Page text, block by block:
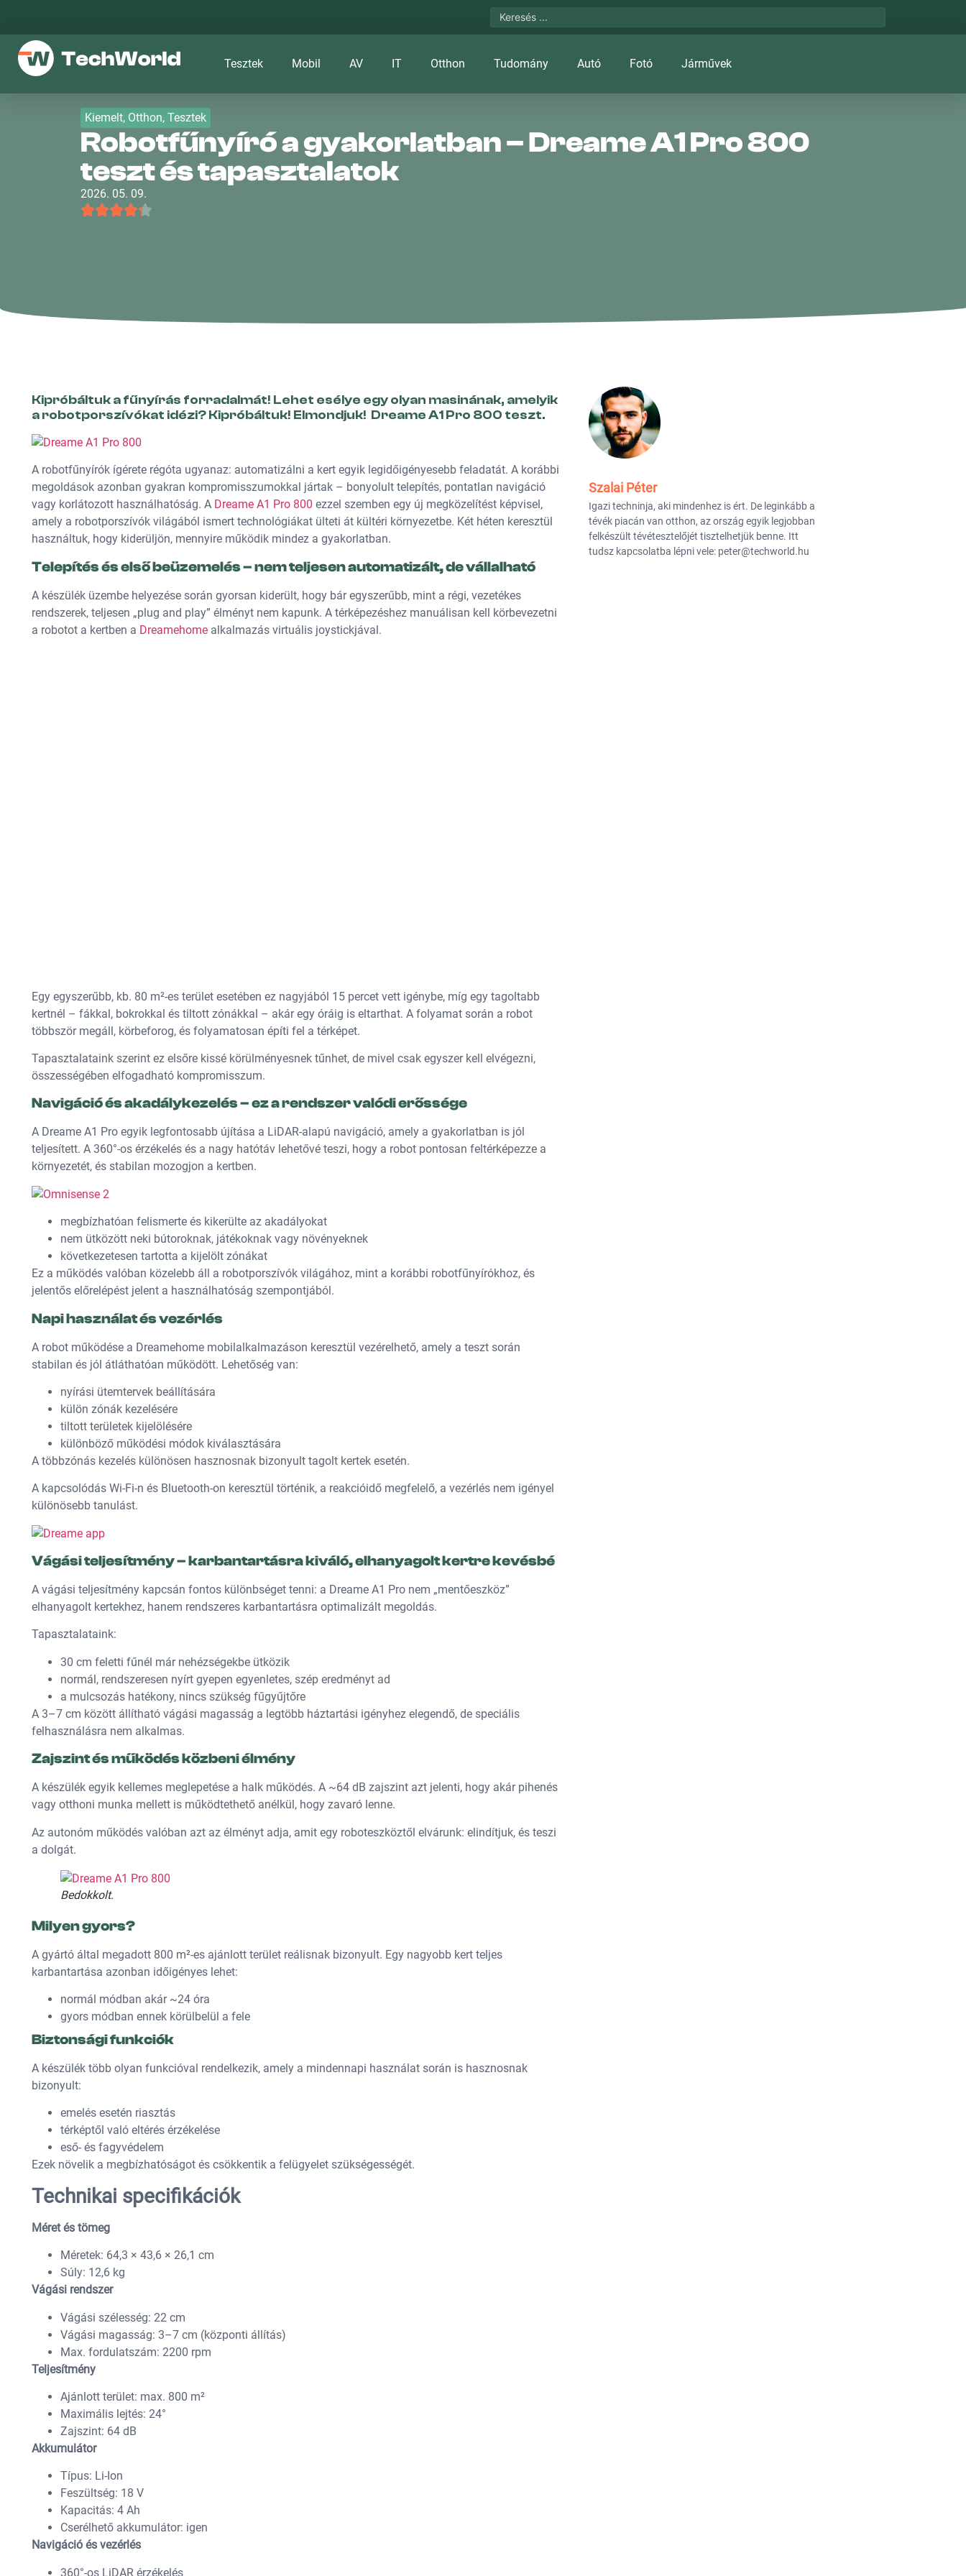
Tesztek Mobil AV IT Otthon Tudomány Autó Fotó Járművek
Kiemelt, Otthon, Tesztek
Robotfűnyíró a gyakorlatban – Dreame A1 Pro 800
teszt és tapasztalatok
2026. 05. 09.
Kipróbáltuk a fűnyírás forradalmát! Lehet esélye egy olyan masinának, amelyik
a robotporszívókat idézi? Kipróbáltuk! Elmondjuk! Dreame A1 Pro 800 teszt.
A robotfűnyírók ígérete régóta ugyanaz: automatizálni a kert egyik legidőigényesebb feladatát. A korábbi
megoldások azonban gyakran kompromisszumokkal jártak – bonyolult telepítés, pontatlan navigáció
vagy korlátozott használhatóság. A Dreame A1 Pro 800 ezzel szemben egy új megközelítést képvisel,
amely a robotporszívók világából ismert technológiákat ülteti át kültéri környezetbe. Két héten keresztül
használtuk, hogy kiderüljön, mennyire működik mindez a gyakorlatban.
Telepítés és első beüzemelés – nem teljesen automatizált, de vállalható
A készülék üzembe helyezése során gyorsan kiderült, hogy bár egyszerűbb, mint a régi, vezetékes
rendszerek, teljesen „plug and play” élményt nem kapunk. A térképezéshez manuálisan kell körbevezetni
a robotot a kertben a Dreamehome alkalmazás virtuális joystickjával.
Egy egyszerűbb, kb. 80 m²-es terület esetében ez nagyjából 15 percet vett igénybe, míg egy tagoltabb
kertnél – fákkal, bokrokkal és tiltott zónákkal – akár egy óráig is eltarthat. A folyamat során a robot
többször megáll, körbeforog, és folyamatosan építi fel a térképet.
Tapasztalataink szerint ez elsőre kissé körülményesnek tűnhet, de mivel csak egyszer kell elvégezni,
összességében elfogadható kompromisszum.
Navigáció és akadálykezelés – ez a rendszer valódi erőssége
A Dreame A1 Pro egyik legfontosabb újítása a LiDAR-alapú navigáció, amely a gyakorlatban is jól
teljesített. A 360°-os érzékelés és a nagy hatótáv lehetővé teszi, hogy a robot pontosan feltérképezze a
környezetét, és stabilan mozogjon a kertben.
megbízhatóan felismerte és kikerülte az akadályokat
nem ütközött neki bútoroknak, játékoknak vagy növényeknek
következetesen tartotta a kijelölt zónákat
Ez a működés valóban közelebb áll a robotporszívók világához, mint a korábbi robotfűnyírókhoz, és
jelentős előrelépést jelent a használhatóság szempontjából.
Napi használat és vezérlés
A robot működése a Dreamehome mobilalkalmazáson keresztül vezérelhető, amely a teszt során
stabilan és jól átláthatóan működött. Lehetőség van:
nyírási ütemtervek beállítására
külön zónák kezelésére
tiltott területek kijelölésére
különböző működési módok kiválasztására
A többzónás kezelés különösen hasznosnak bizonyult tagolt kertek esetén.
A kapcsolódás Wi-Fi-n és Bluetooth-on keresztül történik, a reakcióidő megfelelő, a vezérlés nem igényel
különösebb tanulást.
Vágási teljesítmény – karbantartásra kiváló, elhanyagolt kertre kevésbé
A vágási teljesítmény kapcsán fontos különbséget tenni: a Dreame A1 Pro nem „mentőeszköz”
elhanyagolt kertekhez, hanem rendszeres karbantartásra optimalizált megoldás.
Tapasztalataink:
30 cm feletti fűnél már nehézségekbe ütközik
normál, rendszeresen nyírt gyepen egyenletes, szép eredményt ad
a mulcsozás hatékony, nincs szükség fűgyűjtőre
A 3–7 cm között állítható vágási magasság a legtöbb háztartási igényhez elegendő, de speciális
felhasználásra nem alkalmas.
Zajszint és működés közbeni élmény
A készülék egyik kellemes meglepetése a halk működés. A ~64 dB zajszint azt jelenti, hogy akár pihenés
vagy otthoni munka mellett is működtethető anélkül, hogy zavaró lenne.
Az autonóm működés valóban azt az élményt adja, amit egy roboteszköztől elvárunk: elindítjuk, és teszi
a dolgát.
Bedokkolt.
Milyen gyors?
A gyártó által megadott 800 m²-es ajánlott terület reálisnak bizonyult. Egy nagyobb kert teljes
karbantartása azonban időigényes lehet:
normál módban akár ~24 óra
gyors módban ennek körülbelül a fele
Biztonsági funkciók
A készülék több olyan funkcióval rendelkezik, amely a mindennapi használat során is hasznosnak
bizonyult:
emelés esetén riasztás
térképtől való eltérés érzékelése
eső- és fagyvédelem
Ezek növelik a megbízhatóságot és csökkentik a felügyelet szükségességét.
Technikai specifikációk
Méret és tömeg
Méretek: 64,3 × 43,6 × 26,1 cm
Súly: 12,6 kg
Vágási rendszer
Vágási szélesség: 22 cm
Vágási magasság: 3–7 cm (központi állítás)
Max. fordulatszám: 2200 rpm
Teljesítmény
Ajánlott terület: max. 800 m²
Maximális lejtés: 24°
Zajszint: 64 dB
Akkumulátor
Típus: Li-Ion
Feszültség: 18 V
Kapacitás: 4 Ah
Cserélhető akkumulátor: igen
Navigáció és vezérlés
360°-os LiDAR érzékelés
Szalai Péter
Igazi techninja, aki mindenhez is ért. De leginkább a
tévék piacán van otthon, az ország egyik legjobban
felkészült tévétesztelőjét tisztelhetjük benne. Itt
tudsz kapcsolatba lépni vele: peter@techworld.hu